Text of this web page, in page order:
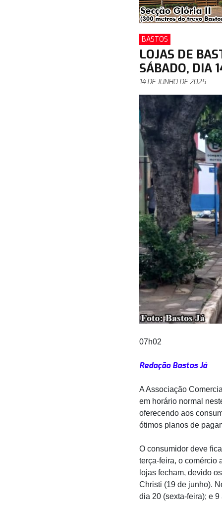
BASTOS
LOJAS DE
SÁBADO, DIA
14 DE JUNHO DE 2025
07h02
Redação Bastos Já
A Associação
em horário normal
oferecendo aos
ótimos planos de
O consumidor deve
terça-feira, o comércio
lojas fecham, devido
Christi (19 de junho).
dia 20 (sexta-feira); e